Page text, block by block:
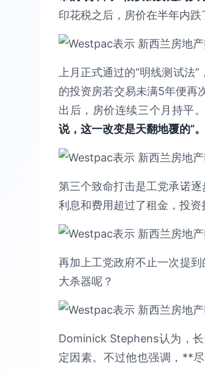
印花税之后，房价在半年内跌
上月正式通过的“明线测试法
的投资房若交易未满5年便再
出后，房价连续三个月持平
说，这一改变是天翻地覆的”。
第三个致命打击是工党承诺
利息和费用超过了租金，投资
再加上工党政府不止一次提
大杀器呢？
Dominick Stephens认为，
定因素。不过他也强调，**